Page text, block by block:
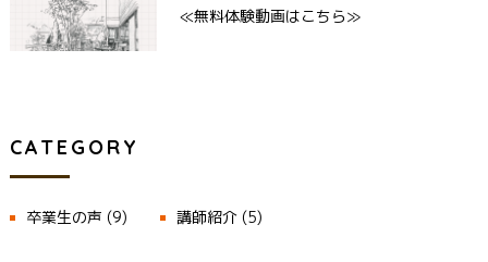
≪無料体験動画はこちら≫
CATEGORY
卒業生の声 (9) 講師紹介(5)